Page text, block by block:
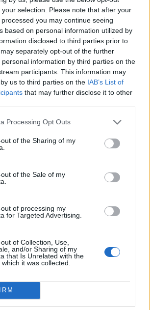
selection. Please note that after your
you may continue seeing
based on personal information utilized by
disclosed to third parties prior to
separately opt-out of the further
information by third parties on the
participants. This information may
us to third parties on the IAB’s List of
that may further disclose it to other
Processing Opt Outs
of the Sharing of my
of the Sale of my
of processing my
for Targeted Advertising.
of Collection, Use,
and/or Sharing of my
that Is Unrelated with the
it was collected.
Cicatrizes
abre hoje as portas
encontro da diáspora mas também um
lugar de expressão do...
Francisco Campos é o vencedor da 1.ª
Etapa da Volta a Portugal
Carregar mais